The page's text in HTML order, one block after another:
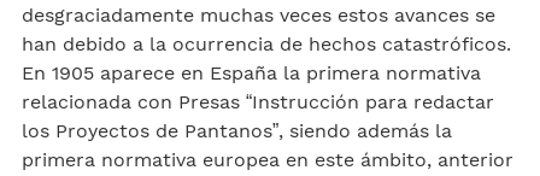
desgraciadamente muchas veces estos avances se
han debido a la ocurrencia de hechos catastróficos.
En 1905 aparece en España la primera normativa
relacionada con Presas “Instrucción para redactar
los Proyectos de Pantanos”, siendo además la
primera normativa europea en este ámbito, anterior